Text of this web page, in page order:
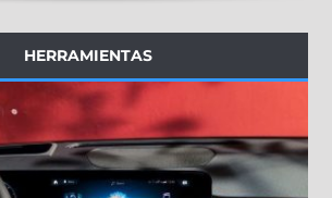
HERRAMIENTAS